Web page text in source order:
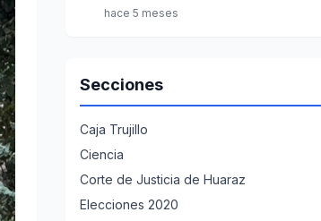
hace 5 meses
Secciones
Caja Trujillo
Ciencia
Corte de Justicia de Huaraz
Elecciones 2020